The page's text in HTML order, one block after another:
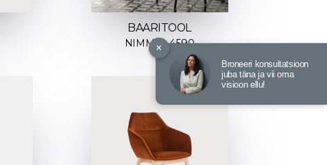
BAARITOOL
NIMM H-4590
×
Broneeri konsultatsioon
juba täna ja vii oma
visioon ellu!